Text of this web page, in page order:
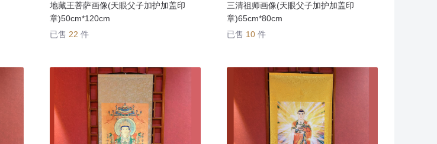
地藏王菩萨画像(天眼父子加护加盖印
章)50cm*120cm
已售 22 件
三清祖师画像(天眼父子加护加盖印
章)65cm*80cm
已售 10 件